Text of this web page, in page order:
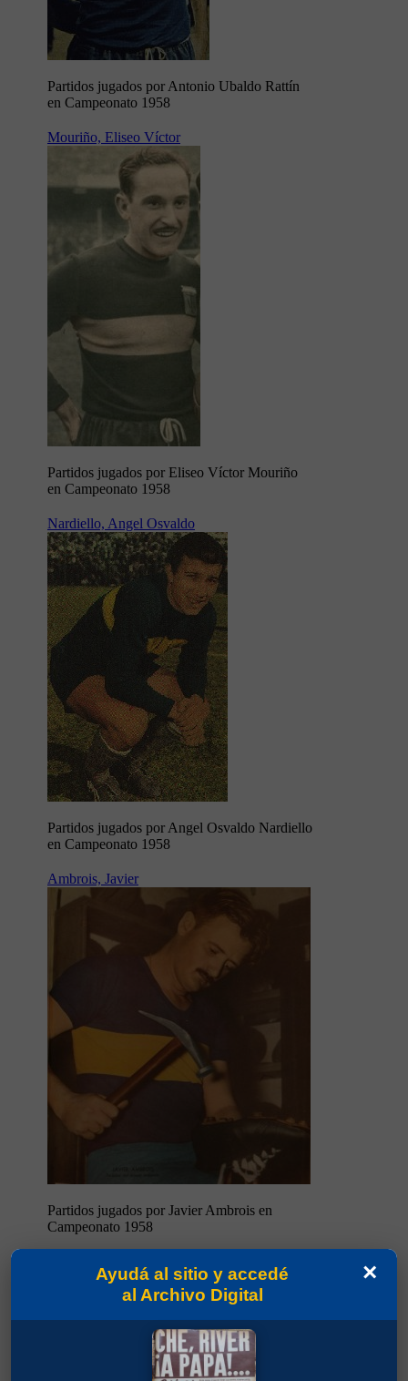
Partidos jugados por Antonio Ubaldo Rattín
en Campeonato 1958
Mouriño, Eliseo Víctor
Partidos jugados por Eliseo Víctor Mouriño
en Campeonato 1958
Nardiello, Angel Osvaldo
Partidos jugados por Angel Osvaldo Nardiello
en Campeonato 1958
Ambrois, Javier
Partidos jugados por Javier Ambrois en
Campeonato 1958
×
Ayudá al sitio y accedé
al Archivo Digital